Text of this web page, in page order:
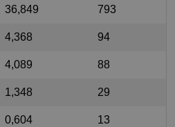
36,849 793
4,368 94
4,089 88
1,348 29
0,604 13